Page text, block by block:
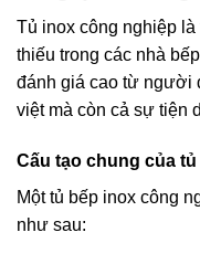
Tủ inox công nghiệp
thiếu trong các nhà
đánh giá cao từ người
việt mà còn cả sự tiện
Cấu tạo chung của
Một tủ bếp inox công
như sau: